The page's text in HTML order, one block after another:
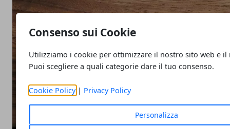
Consenso sui Cookie
Utilizziamo i cookie per ottimizzare il nostro sito web e il
Puoi scegliere a quali categorie dare il tuo consenso.
Cookie Policy| Privacy Policy
Personalizza